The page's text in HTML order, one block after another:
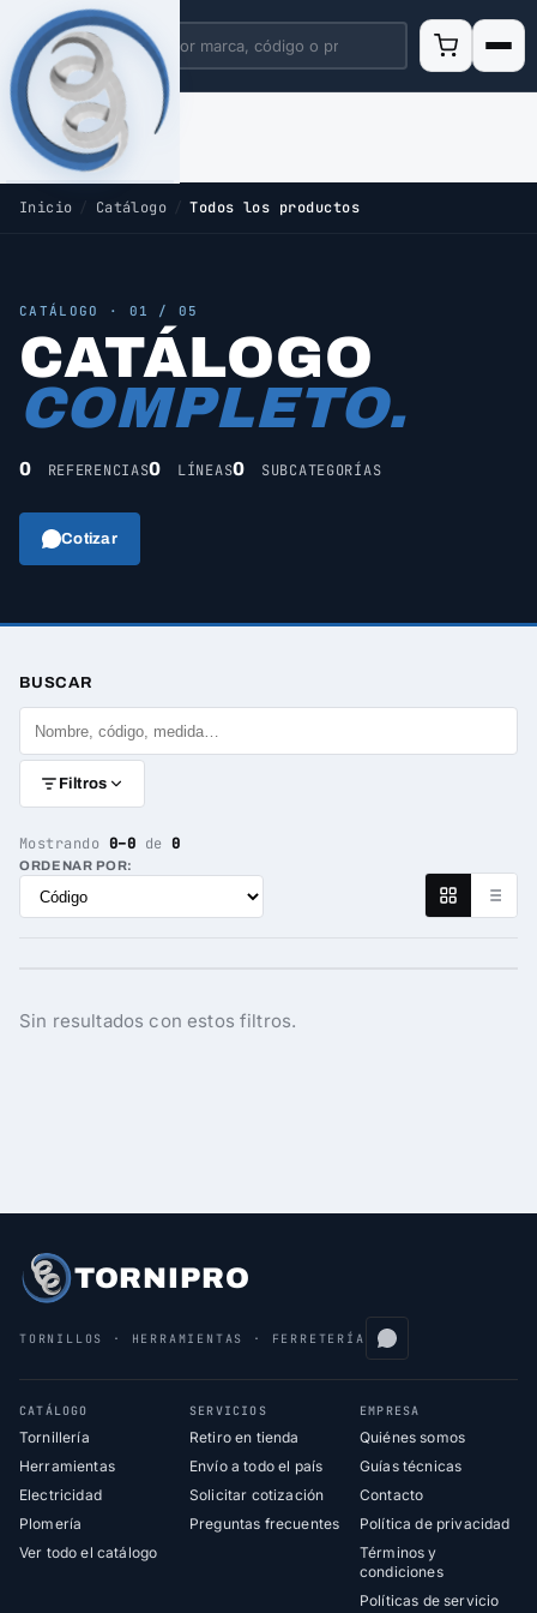
Inicio / Catálogo Todos los productos
CATÁLOGO · 01 / 05
CATÁLOGO
COMPLETO.
0 REFERENCIAS0 LÍNEAS0 SUBCATEGORÍAS
Cotizar
BUSCAR
Filtros
Mostrando 0–0 de0
ORDENAR POR:
Sin resultados con estos filtros.
TORNIPRO
TORNILLOS · HERRAMIENTAS · FERRETERÍA
CATÁLOGO
Tornillería
Herramientas
Electricidad
Plomería
Ver todo el catálogo
SERVICIOS
Retiro en tienda
Envío a todo el país
Solicitar cotización
Preguntas frecuentes
EMPRESA
Quiénes somos
Guías técnicas
Contacto
Política de privacidad
Términos y
condiciones
Políticas de servicio